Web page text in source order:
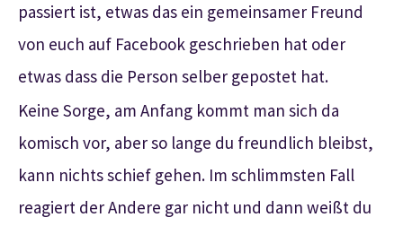
passiert ist, etwas das ein gemeinsamer Freund
von euch auf Facebook geschrieben hat oder
etwas dass die Person selber gepostet hat.
Keine Sorge, am Anfang kommt man sich da
komisch vor, aber so lange du freundlich bleibst,
kann nichts schief gehen. Im schlimmsten Fall
reagiert der Andere gar nicht und dann weißt du